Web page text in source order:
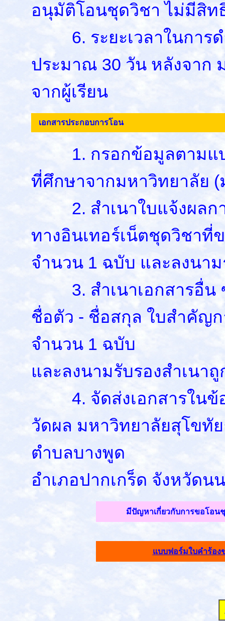
อนุมัติโอนชุดวิชา ไม่มีสิท
6. ระยะเวลาในการด
ประมาณ 30 วัน หลังจาก
จากผู้เรียน
เอกสารประกอบการโอน
1. กรอกข้อมูลตามแบ
ที่ศึกษาจากมหาวิทยาลัย
2. สำเนาใบแจ้งผลก
ทางอินเทอร์เน็ตชุดวิชาที่
จำนวน 1 ฉบับ และลงนาม
3. สำเนาเอกสารอื่น ๆ
ชื่อตัว - ชื่อสกุล ใบสำคัญ
จำนวน 1 ฉบับ
และลงนามรับรองสำเนาถู
4. จัดส่งเอกสารในข้อ
วัดผล มหาวิทยาลัยสุโขทั
ตำบลบางพูด
อำเภอปากเกร็ด จังหวัด
มีปัญหาเกี่ยวกับการขอโอน
แบบฟอร์มใบคำร้อง